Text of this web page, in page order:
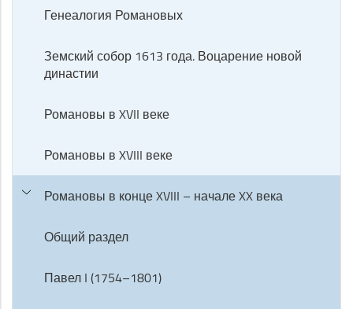
Генеалогия Романовых
Земский собор 1613 года. Воцарение новой
династии
Романовы в XVII веке
Романовы в XVIII веке
Романовы в конце XVIII – начале XX века
Общий раздел
Павел I (1754–1801)